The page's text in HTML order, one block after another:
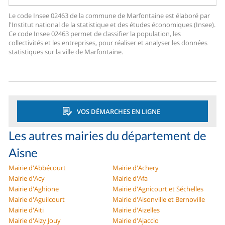
Le code Insee 02463 de la commune de Marfontaine est élaboré par
l'Institut national de la statistique et des études économiques (Insee).
Ce code Insee 02463 permet de classifier la population, les
collectivités et les entreprises, pour réaliser et analyser les données
statistiques sur la ville de Marfontaine.
VOS DÉMARCHES EN LIGNE
Les autres mairies du département de
Aisne
Mairie d'Abbécourt
Mairie d'Achery
Mairie d'Acy
Mairie d'Afa
Mairie d'Aghione
Mairie d'Agnicourt et Séchelles
Mairie d'Aguilcourt
Mairie d'Aisonville et Bernoville
Mairie d'Aiti
Mairie d'Aizelles
Mairie d'Aizy Jouy
Mairie d'Ajaccio